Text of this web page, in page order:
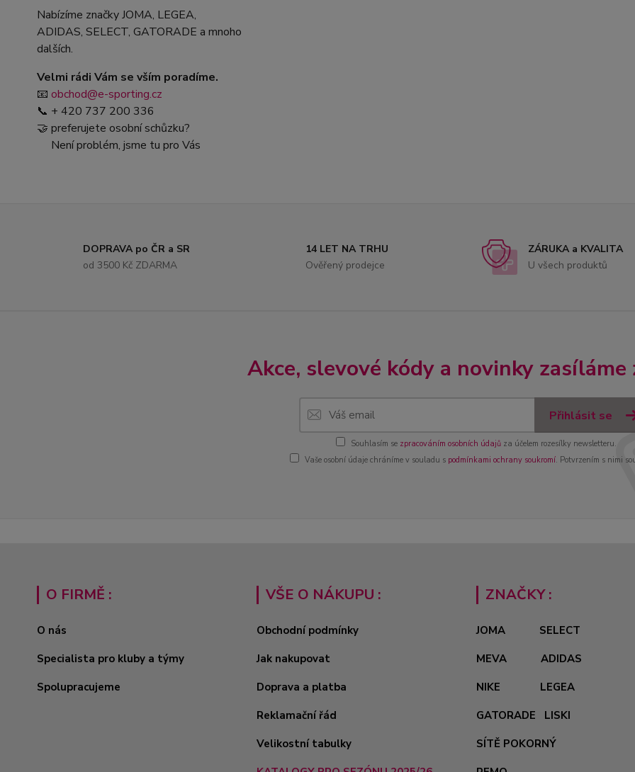
Nabízíme značky JOMA, LEGEA,
ADIDAS, SELECT, GATORADE a mnoho
dalších.
Velmi rádi Vám se vším poradíme.
📧 obchod@e-sporting.cz
📞 + 420 737 200 336
🤝 preferujete osobní schůzku?
Není problém, jsme tu pro Vás
DOPRAVA po ČR a SR
od 3500 Kč ZDARMA
14 LET NA TRHU
Ověřený prodejce
ZÁRUKA a KVALITA
U všech produktů
Akce, slevové kódy a novinky zasíláme
Přihlásit se
Souhlasím se zpracováním osobních údajů za účelem rozesílky newsletteru.
Vaše osobní údaje chráníme v souladu s podmínkami ochrany soukromí. Potvrzením s nimi
O FIRMĚ :
O nás
Specialista pro kluby a týmy
Spolupracujeme
VŠE O NÁKUPU :
Obchodní podmínky
Jak nakupovat
Doprava a platba
Reklamační řád
Velikostní tabulky
ZNAČKY :
JOMA
SELECT
MEVA
ADIDAS
NIKE
LEGEA
GATORADE
LISKI
SÍTĚ POKORNÝ